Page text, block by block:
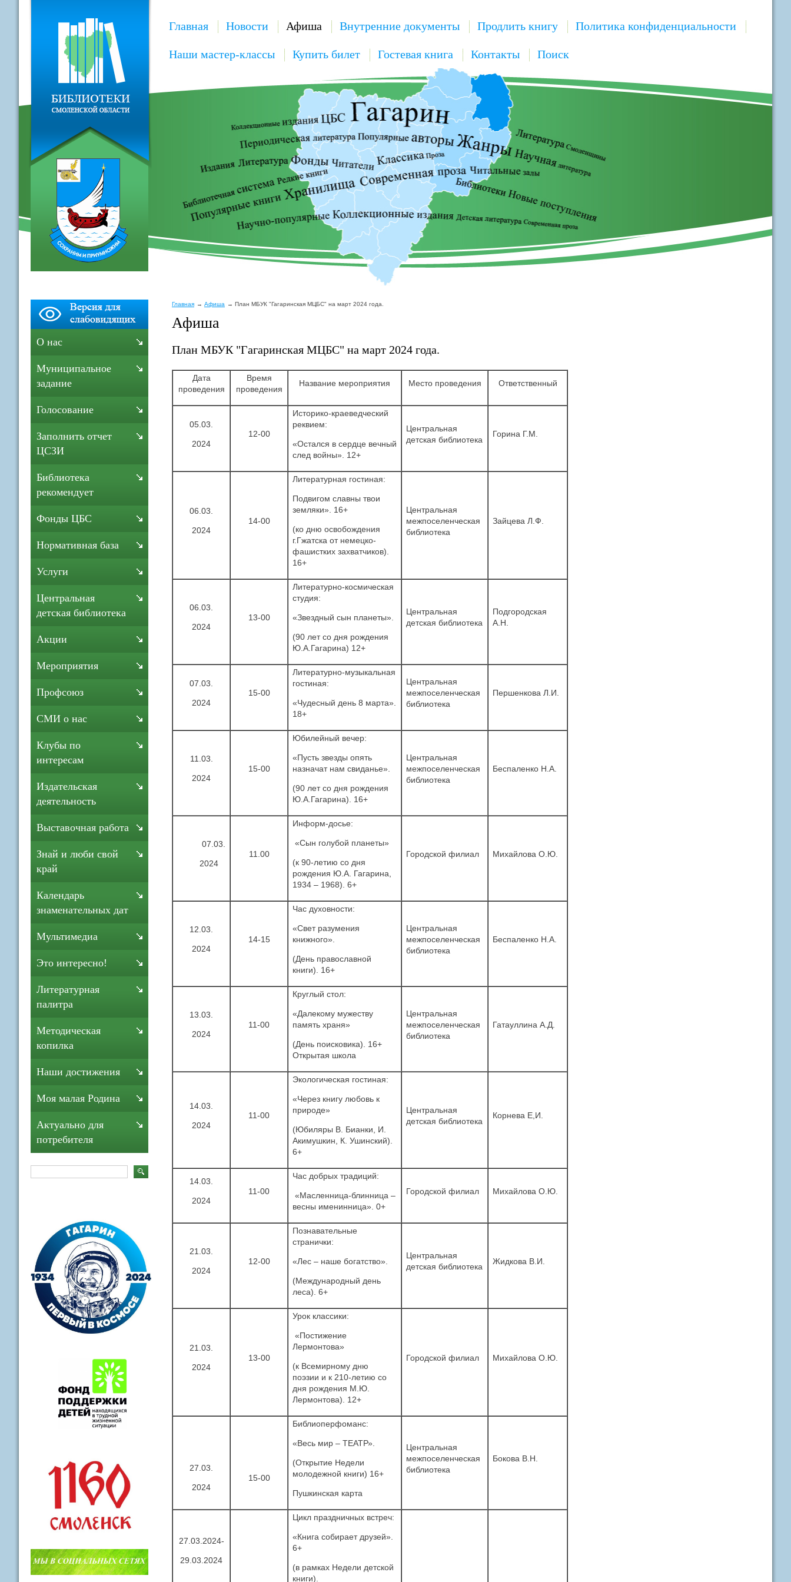
Главная Новости Афиша Внутренние документы Продлить книгу Политика конфиденциальности
Наши мастер-классы Купить билет Гостевая книга Контакты Поиск
Главная Афиша План МБУК "Гагаринская МЦБС" на март 2024 года.
Афиша
План МБУК "Гагаринская МЦБС" на март 2024 года.
Дата
проведения
Время
проведения
Название мероприятия Место проведения Ответственный
05.03.
2024
12-00
Историко-краеведческий
реквием:
«Остался в сердце вечный
след войны». 12+
Центральная
детская библиотека
Горина Г.М.
06.03.
2024
14-00
Литературная гостиная:
Подвигом славны твои
земляки». 16+
(ко дню освобождения
г.Гжатска от немецко-
фашистких захватчиков).
16+
Центральная
межпоселенческая
библиотека
Зайцева Л.Ф.
06.03.
2024
13-00
Литературно-космическая
студия:
«Звездный сын планеты».
(90 лет со дня рождения
Ю.А.Гагарина) 12+
Центральная
детская библиотека
Подгородская
А.Н.
07.03.
2024
15-00
Литературно-музыкальная
гостиная:
«Чудесный день 8 марта».
18+
Центральная
межпоселенческая
библиотека
Першенкова Л.И.
11.03.
2024
15-00
Юбилейный вечер:
«Пусть звезды опять
назначат нам свиданье».
(90 лет со дня рождения
Ю.А.Гагарина). 16+
Центральная
межпоселенческая
библиотека
Беспаленко Н.А.
07.03.
2024
11.00
Информ-досье:
«Сын голубой планеты»
(к 90-летию со дня
рождения Ю.А. Гагарина,
1934 – 1968). 6+
Городской филиал Михайлова О.Ю.
12.03.
2024
14-15
Час духовности:
«Свет разумения
книжного».
(День православной
книги). 16+
Центральная
межпоселенческая
библиотека
Беспаленко Н.А.
13.03.
2024
11-00
Круглый стол:
«Далекому мужеству
память храня»
(День поисковика). 16+
Открытая школа
Центральная
межпоселенческая
библиотека
Гатауллина А.Д.
14.03.
2024
11-00
Экологическая гостиная:
«Через книгу любовь к
природе»
(Юбиляры В. Бианки, И.
Акимушкин, К. Ушинский).
6+
Центральная
детская библиотека
Корнева Е,И.
14.03.
2024
11-00
Час добрых традиций:
«Масленница-блинница –
весны именинница». 0+
Городской филиал Михайлова О.Ю.
21.03.
2024
12-00
Познавательные
странички:
«Лес – наше богатство».
(Международный день
леса). 6+
Центральная
детская библиотека
Жидкова В.И.
21.03.
2024
13-00
Урок классики:
«Постижение
Лермонтова»
(к Всемирному дню
поэзии и к 210-летию со
дня рождения М.Ю.
Лермонтова). 12+
Городской филиал Михайлова О.Ю.
27.03.
2024
15-00
Библиоперфоманс:
«Весь мир – ТЕАТР».
(Открытие Недели
молодежной книги) 16+
Пушкинская карта
Центральная
межпоселенческая
библиотека
Бокова В.Н.
27.03.2024-
29.03.2024
Цикл праздничных встреч:
«Книга собирает друзей».
6+
(в рамках Недели детской
книги).
О нас
Муниципальное
задание
Голосование
Заполнить отчет
ЦСЗИ
Библиотека
рекомендует
Фонды ЦБС
Нормативная база
Услуги
Центральная
детская библиотека
Акции
Мероприятия
Профсоюз
СМИ о нас
Клубы по
интересам
Издательская
деятельность
Выставочная работа
Знай и люби свой
край
Календарь
знаменательных дат
Мультимедиа
Это интересно!
Литературная
палитра
Методическая
копилка
Наши достижения
Моя малая Родина
Актуально для
потребителя